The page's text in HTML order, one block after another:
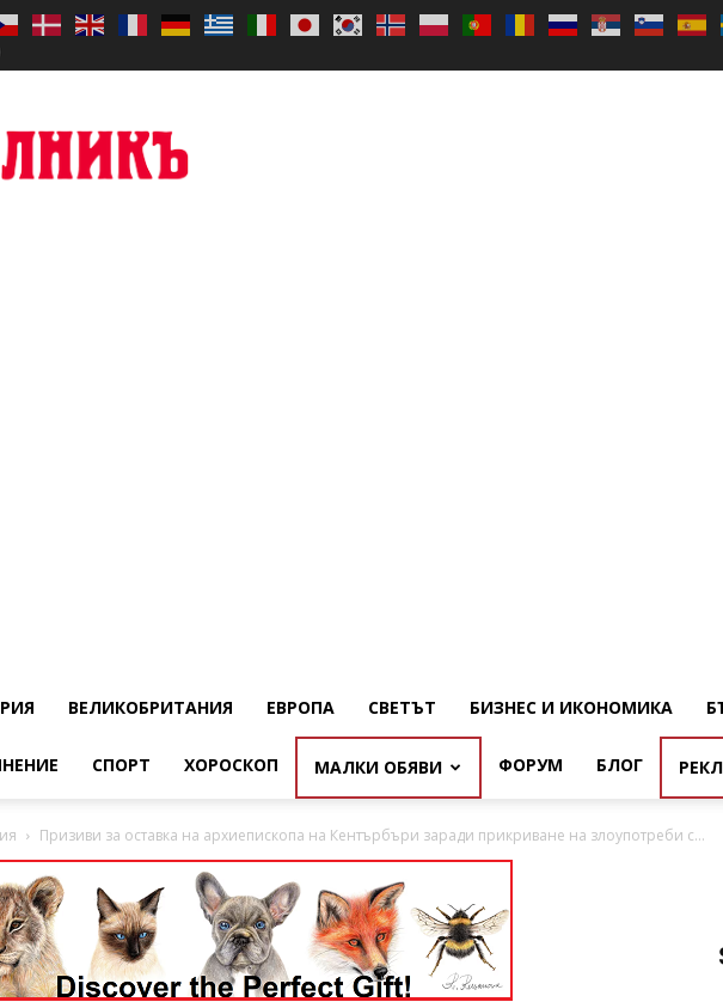
ВЕЛИКОБРИТАНИЯ ЕВРОПА СВЕТЪТ БИЗНЕС И ИКОНОМИКА
СПОРТ ХОРОСКОП МАЛКИ ОБЯВИ ФОРУМ БЛОГ
Призиви за оставка на архиепископа на Кентърбъри заради прикриване на злоупотреби с...